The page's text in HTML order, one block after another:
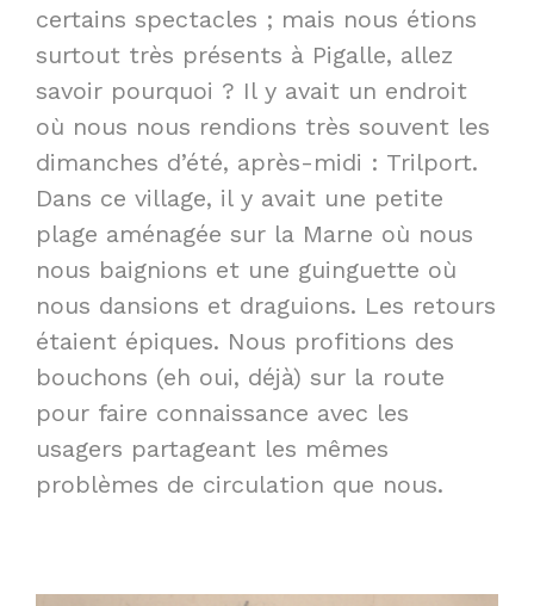
certains spectacles ; mais nous étions
surtout très présents à Pigalle, allez
savoir pourquoi ? Il y avait un endroit
où nous nous rendions très souvent les
dimanches d’été, après-midi : Trilport.
Dans ce village, il y avait une petite
plage aménagée sur la Marne où nous
nous baignions et une guinguette où
nous dansions et draguions. Les retours
étaient épiques. Nous profitions des
bouchons (eh oui, déjà) sur la route
pour faire connaissance avec les
usagers partageant les mêmes
problèmes de circulation que nous.